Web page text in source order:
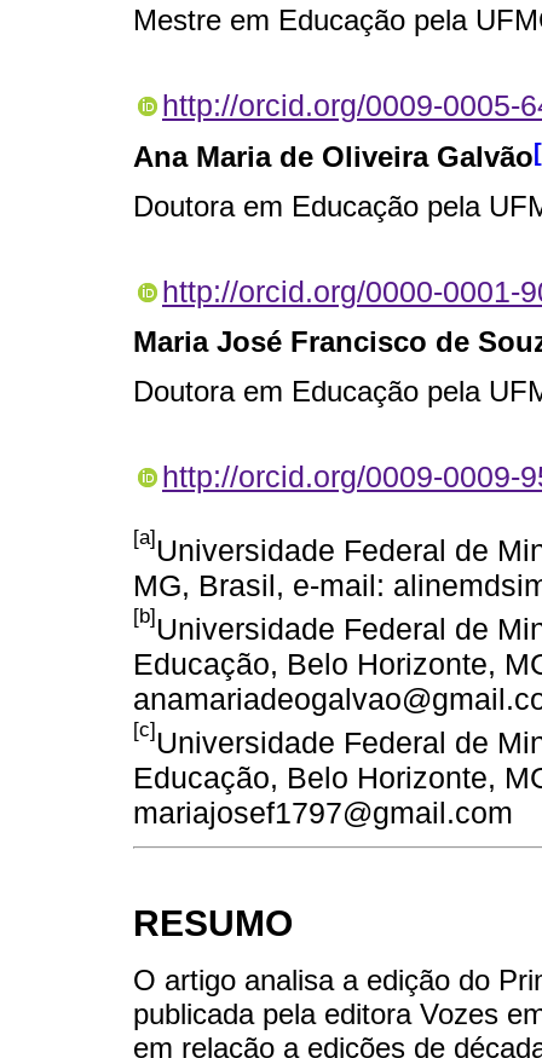
Mestre em Educação pela
http://orcid.org/0009-0005-
Ana Maria de Oliveira Galvão
Doutora em Educação pela
http://orcid.org/0000-0001-
Maria José Francisco de
Doutora em Educação pela
http://orcid.org/0009-0009-
[a]Universidade Federal de
MG, Brasil, e-mail:
[b]Universidade Federal de
Educação, Belo Horizonte,
[c]Universidade Federal de
Educação, Belo Horizonte,
mariajosef1797@gmail.com
RESUMO
O artigo analisa a edição do
publicada pela editora Vozes
em relação a edições de